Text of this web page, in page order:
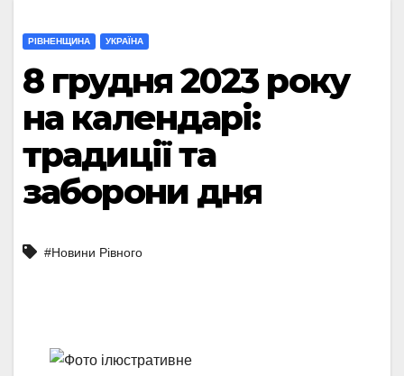
РІВНЕНЩИНА УКРАЇНА
8 грудня 2023 року
на календарі:
традиції та
заборони дня
#Новини Рівного